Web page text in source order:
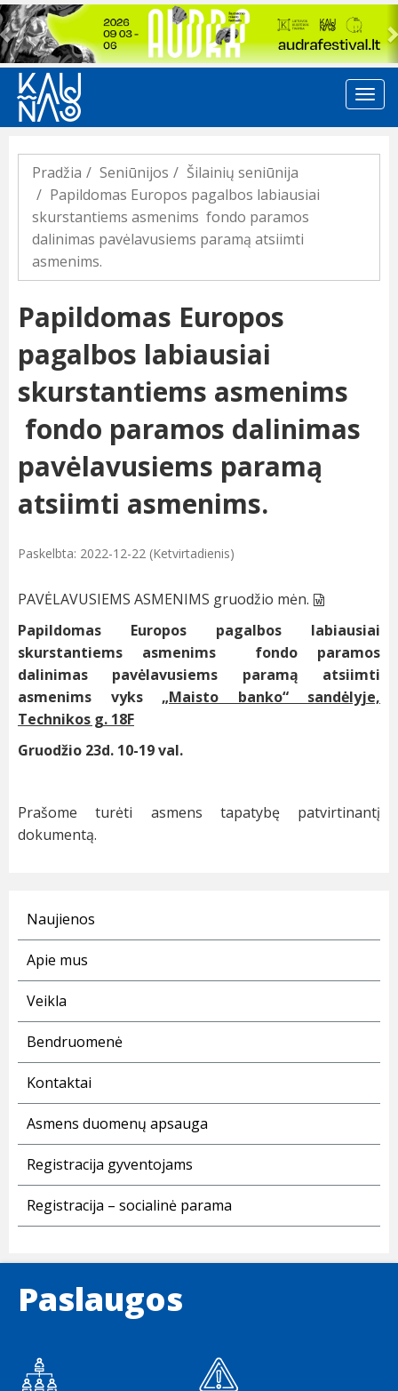
Previous
Pradžia Seniūnijos
Šilainių seniūnija
Papildomas Europos pagalbos labiausiai
skurstantiems asmenims fondo paramos
dalinimas pavėlavusiems paramą atsiimti
asmenims.
Papildomas Europos
pagalbos labiausiai
skurstantiems asmenims
fondo paramos dalinimas
pavėlavusiems paramą
atsiimti asmenims.
Paskelbta: 2022-12-22 (Ketvirtadienis)
PAVĖLAVUSIEMS ASMENIMS gruodžio mėn.
Papildomas Europos pagalbos labiausiai
skurstantiems asmenims fondo paramos
dalinimas pavėlavusiems paramą atsiimti
asmenims vyks „Maisto banko“ sandėlyje,
Technikos g. 18F
Gruodžio 23d. 10-19 val.
Prašome turėti asmens tapatybę patvirtinantį
dokumentą.
Naujienos
Apie mus
Veikla
Bendruomenė
Kontaktai
Asmens duomenų apsauga
Registracija gyventojams
Registracija – socialinė parama
Paslaugos